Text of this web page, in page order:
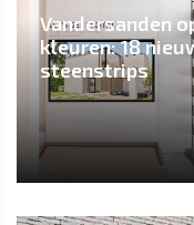
Vandersanden
kleuren: 18
steenstrips